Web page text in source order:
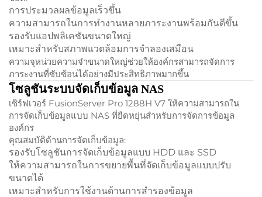
การประมวลผลข้อมูลเร็วขึ้น
ความสามารถในการทำงานหลายภาระงานพร้อมกันดีขึ้น
รองรับแอปพลิเคชันขนาดใหญ่
เหมาะสำหรับสภาพแวดล้อมการจำลองเสมือน
ความจุหน่วยความจำขนาดใหญ่ช่วยให้องค์กรสามารถจัดการ
ภาระงานที่ซับซ้อนได้อย่างมีประสิทธิภาพมากขึ้น
โซลูชันระบบจัดเก็บข้อมูล NAS
เซิร์ฟเวอร์ FusionServer Pro 1288H V7 ให้ความสามารถใน
การจัดเก็บข้อมูลแบบ NAS ที่ยืดหยุ่นสำหรับการจัดการข้อมูล
องค์กร
คุณสมบัติด้านการจัดเก็บข้อมูล:
รองรับโซลูชันการจัดเก็บข้อมูลแบบ HDD และ SSD
ให้ความสามารถในการขยายพื้นที่จัดเก็บข้อมูลแบบปรับ
ขนาดได้
เหมาะสำหรับการใช้งานด้านการสำรองข้อมูล